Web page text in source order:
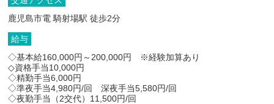
鹿児島市電 騎射場駅 徒歩2分
給与
◇基本給160,000円～200,000円 ※経験加算あり
◇資格手当10,000円
◇精勤手当6,000円
◇準夜手当4,980円/回 深夜手当5,580円/回
◇夜勤手当（2交代）11,500円/回